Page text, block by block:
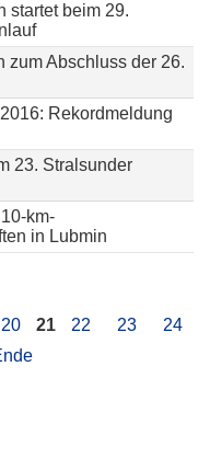
startet beim 29.
zum Abschluss der 26.
Rekordmeldung
23. Stralsunder
km-
in Lubmin
20 21 22 23
24